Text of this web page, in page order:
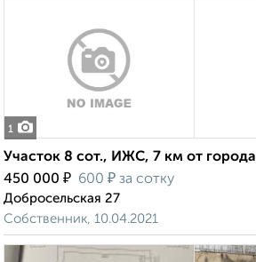
1
Участок 8 сот., ИЖС, 7 км от города
450 000 ₽ 600 ₽ за сотку
Добросельская 27
Собственник, 10.04.2021